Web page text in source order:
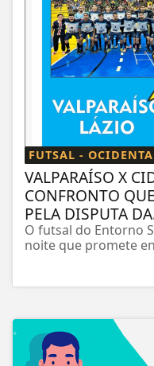
FUTSAL -
VALPARAÍSO X
CONFRONTO
PELA DISPUTA
O futsal do Entorno
noite que promete